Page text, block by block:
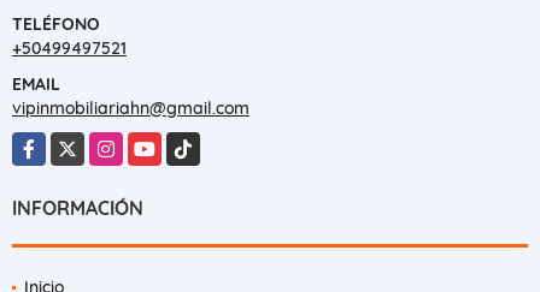
TELÉFONO
+50499497521
EMAIL
vipinmobiliariahn@gmail.com
Facebook
X InstagramYouTubeTikTok
INFORMACIÓN
Inicio